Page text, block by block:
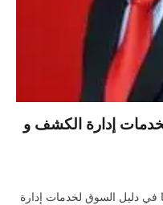
إدارة الكشف و
في دليل السوق لخدمات إدارة